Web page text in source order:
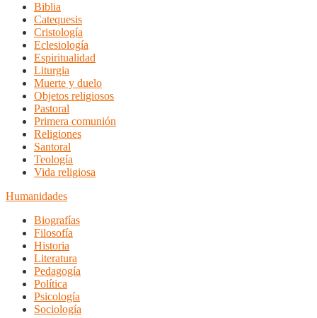
Biblia
Catequesis
Cristología
Eclesiología
Espiritualidad
Liturgia
Muerte y duelo
Objetos religiosos
Pastoral
Primera comunión
Religiones
Santoral
Teología
Vida religiosa
Humanidades
Biografías
Filosofía
Historia
Literatura
Pedagogía
Política
Psicología
Sociología